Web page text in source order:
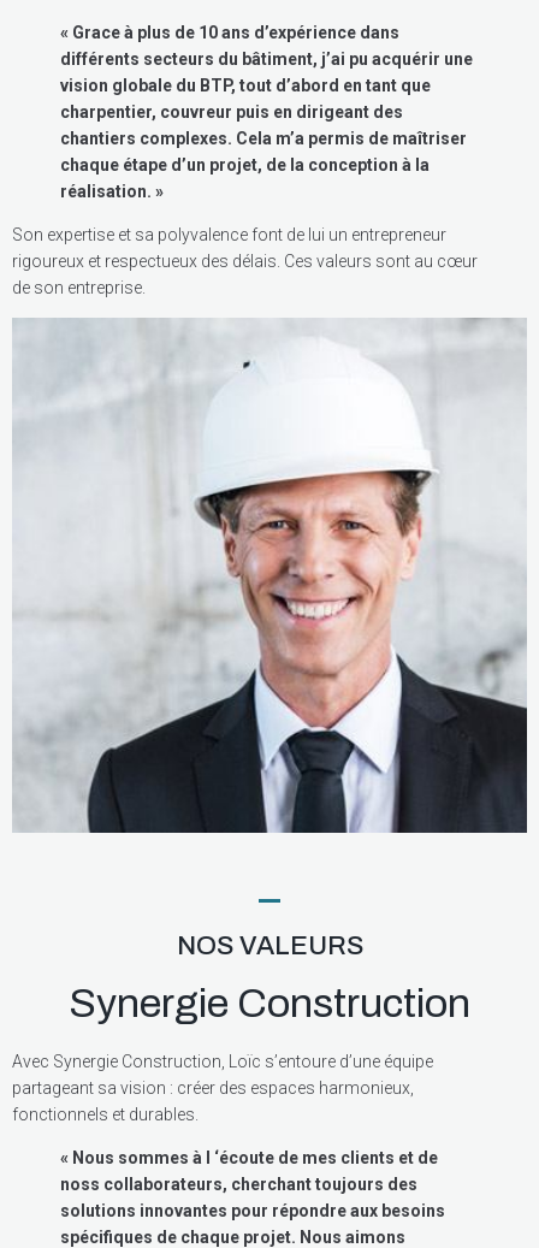
« Grace à plus de 10 ans d’expérience dans
différents secteurs du bâtiment, j’ai pu acquérir une
vision globale du BTP, tout d’abord en tant que
charpentier, couvreur puis en dirigeant des
chantiers complexes. Cela m’a permis de maîtriser
chaque étape d’un projet, de la conception à la
réalisation. »
Son expertise et sa polyvalence font de lui un entrepreneur
rigoureux et respectueux des délais. Ces valeurs sont au cœur
de son entreprise.
NOS VALEURS
Synergie Construction
Avec Synergie Construction, Loïc s’entoure d’une équipe
partageant sa vision : créer des espaces harmonieux,
fonctionnels et durables.
« Nous sommes à l ‘écoute de mes clients et de
noss collaborateurs, cherchant toujours des
solutions innovantes pour répondre aux besoins
spécifiques de chaque projet. Nous aimons